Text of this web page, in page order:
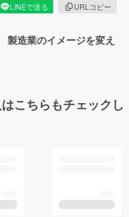
LINEで送る
URLコピー
造業のイメージを変え
こちらもチェックし